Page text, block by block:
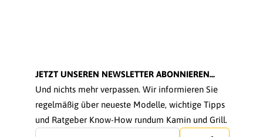
JETZT UNSEREN NEWSLETTER ABONNIEREN...
Und nichts mehr verpassen. Wir informieren Sie
regelmäßig über neueste Modelle, wichtige Tipps
und Ratgeber Know-How rundum Kamin und Grill.